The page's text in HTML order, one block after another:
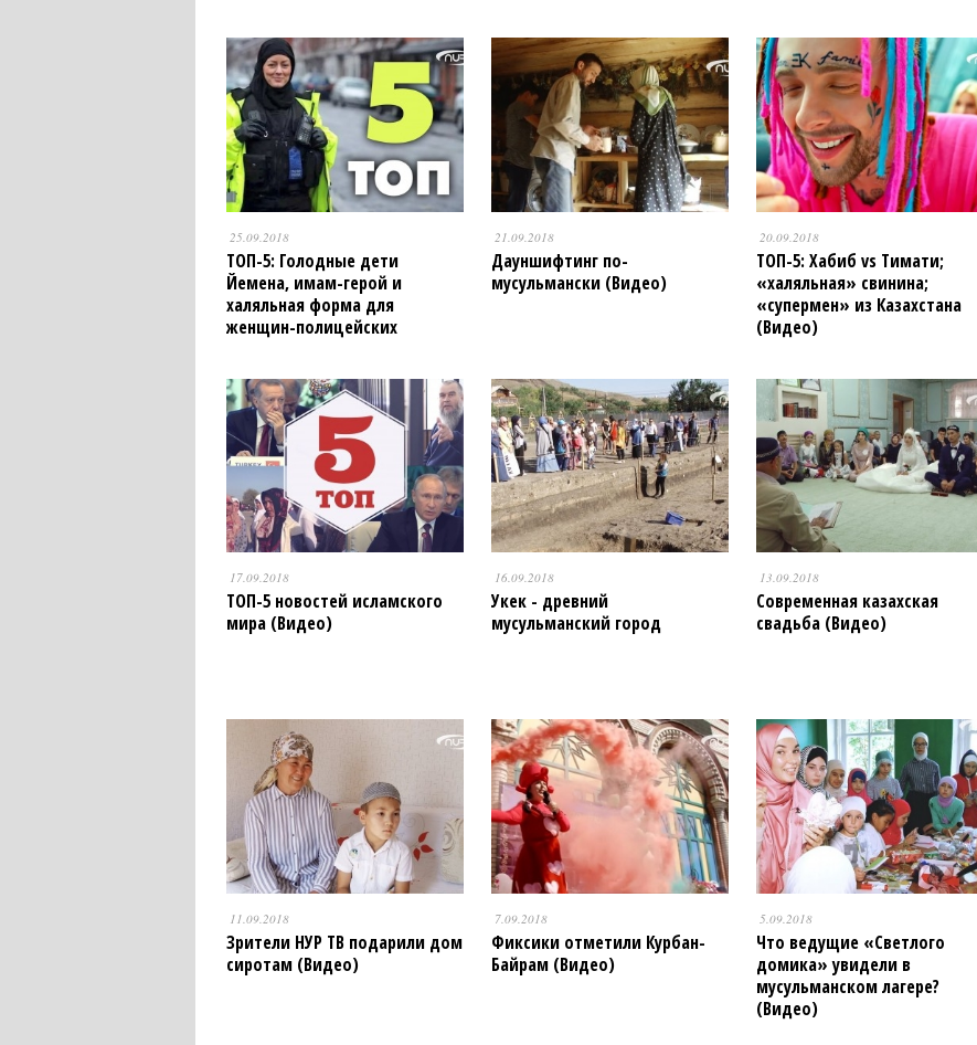
25.09.2018
ТОП-5: Голодные дети
Йемена, имам-герой и
халяльная форма для
женщин-полицейских
21.09.2018
Дауншифтинг по-
мусульмански (Видео)
20.09.2018
ТОП-5: Хабиб vs Тимати;
«халяльная» свинина;
«супермен» из Казахстана
(Видео)
17.09.2018
ТОП-5 новостей исламского
мира (Видео)
16.09.2018
Укек - древний
мусульманский город
13.09.2018
Современная казахская
свадьба (Видео)
11.09.2018
Зрители НУР ТВ подарили дом
сиротам (Видео)
7.09.2018
Фиксики отметили Курбан-
Байрам (Видео)
5.09.2018
Что ведущие «Светлого
домика» увидели в
мусульманском лагере?
(Видео)